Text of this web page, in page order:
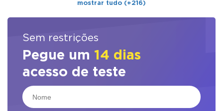
mostrar tudo (+216)
Sem restrições
Pegue um 14 dias
acesso de teste